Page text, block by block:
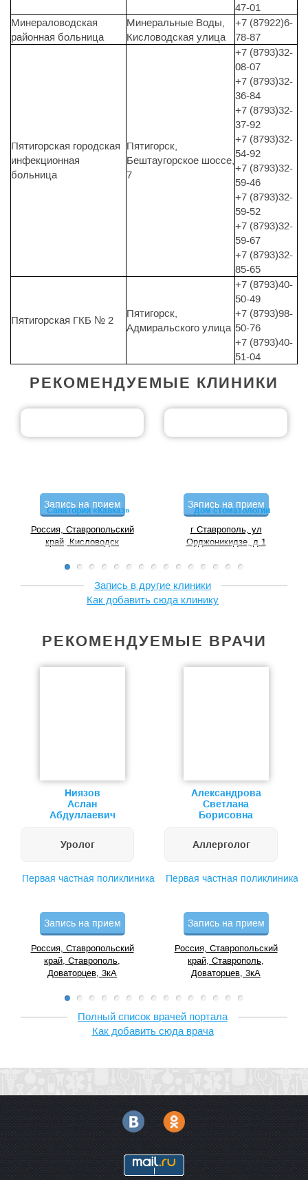
47-01
Минераловодская
районная больница
Минеральные Воды,
Кисловодская улица
+7 (87922)6-
78-87
Пятигорская городская
инфекционная
больница
Пятигорск,
Бештаугорское шоссе,
7
+7 (8793)32-
08-07
+7 (8793)32-
36-84
+7 (8793)32-
37-92
+7 (8793)32-
54-92
+7 (8793)32-
59-46
+7 (8793)32-
59-52
+7 (8793)32-
59-67
+7 (8793)32-
85-65
Пятигорская ГКБ № 2
Пятигорск,
Адмиральского улица
+7 (8793)40-
50-49
+7 (8793)98-
50-76
+7 (8793)40-
51-04
РЕКОМЕНДУЕМЫЕ КЛИНИКИ
Санаторий «Кавказ»
Запись на прием
Россия, Ставропольский
край, Кисловодск
Дом стоматологии
Запись на прием
г Ставрополь, ул
Орджоникидзе, д 1
Запись в другие клиники
Как добавить сюда клинику
РЕКОМЕНДУЕМЫЕ ВРАЧИ
Ниязов
Аслан
Абдуллаевич
Уролог
Первая частная поликлиника
Запись на прием
Россия, Ставропольский
край, Ставрополь,
Доваторцев, 3кА
Александрова
Светлана
Борисовна
Аллерголог
Первая частная поликлиника
Запись на прием
Россия, Ставропольский
край, Ставрополь,
Доваторцев, 3кА
Полный список врачей портала
Как добавить сюда врача